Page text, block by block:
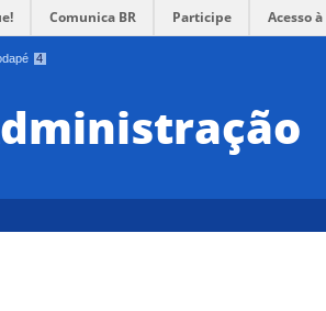
4
Comunica BR Participe Acesso